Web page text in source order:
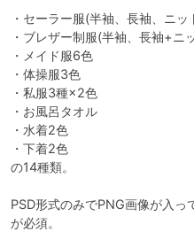
・セーラー服(半袖、長袖、ニッ
・ブレザー制服(半袖、長袖+ニ
・メイド服6色
・体操服3色
・私服3種×2色
・お風呂タオル
・水着2色
・下着2色
の14種類。
PSD形式のみでPNG画像が入っ
が必須。